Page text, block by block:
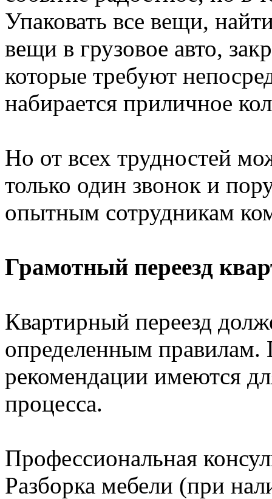
Упаковать все вещи,
вещи в грузовое авто,
которые требуют
набирается приличное
Но от всех трудностей
только один звонок и
опытным сотрудникам
Грамотный переезд
Квартирный переезд
определенным правилам.
рекомендации имеются
процесса.
Профессиональная
Разборка мебели (при